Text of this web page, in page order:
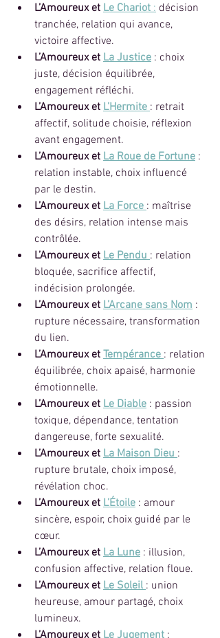
L’Amoureux et Le Chariot : décision
tranchée, relation qui avance,
victoire affective.
L’Amoureux et La Justice : choix
juste, décision équilibrée,
engagement réfléchi.
L’Amoureux et L’Hermite : retrait
affectif, solitude choisie, réflexion
avant engagement.
L’Amoureux et La Roue de Fortune :
relation instable, choix influencé
par le destin.
L’Amoureux et La Force : maîtrise
des désirs, relation intense mais
contrôlée.
L’Amoureux et Le Pendu : relation
bloquée, sacrifice affectif,
indécision prolongée.
L’Amoureux et L’Arcane sans Nom :
rupture nécessaire, transformation
du lien.
L’Amoureux et Tempérance : relation
équilibrée, choix apaisé, harmonie
émotionnelle.
L’Amoureux et Le Diable : passion
toxique, dépendance, tentation
dangereuse, forte sexualité.
L’Amoureux et La Maison Dieu :
rupture brutale, choix imposé,
révélation choc.
L’Amoureux et L’Étoile : amour
sincère, espoir, choix guidé par le
cœur.
L’Amoureux et La Lune : illusion,
confusion affective, relation floue.
L’Amoureux et Le Soleil : union
heureuse, amour partagé, choix
lumineux.
L’Amoureux et Le Jugement :